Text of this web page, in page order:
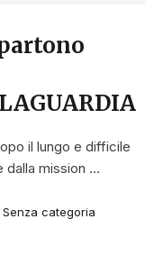
il lungo e difficile
dalla mission …
Senza categoria